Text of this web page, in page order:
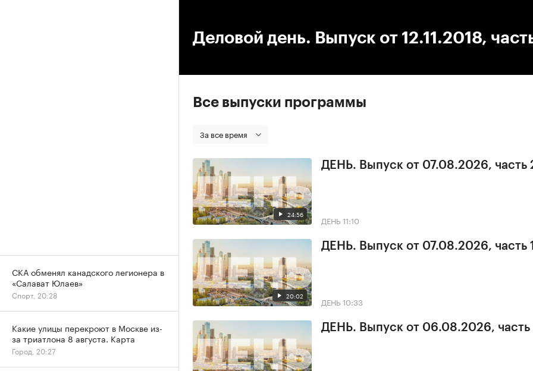
Деловой день. Выпуск от 12.11.2018, часть
Все выпуски программы
За все время
24:56
ДЕНЬ. Выпуск от 07.08.2026, часть
ДЕНЬ 11:10
20:02
ДЕНЬ. Выпуск от 07.08.2026, часть 1
ДЕНЬ 10:33
ДЕНЬ. Выпуск от 06.08.2026, часть
СКА обменял канадского легионера в
«Салават Юлаев»
Спорт, 20:28
Какие улицы перекроют в Москве из-
за триатлона 8 августа. Карта
Город, 20:27